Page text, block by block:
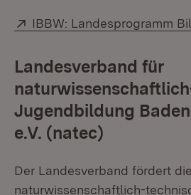
Extern:
IBBW: Landesprogramm
Landesverband für
Jugendbildung
e.V. (natec)
Der Landesverband fördert die
naturwissenschaftlich-